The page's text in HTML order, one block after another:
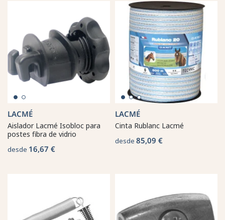
LACMÉ
Aislador Lacmé Isobloc para
postes fibra de vidrio
desde 16,67 €
LACMÉ
Cinta Rublanc Lacmé
desde 85,09 €